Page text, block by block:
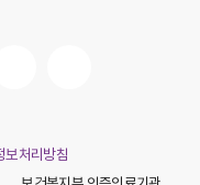
보처리방침